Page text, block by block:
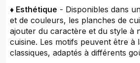
♦ Esthétique - Disponibles dans
et de couleurs, les planches de
ajouter du caractère et du style à
cuisine. Les motifs peuvent être à
classiques, adaptés à différents